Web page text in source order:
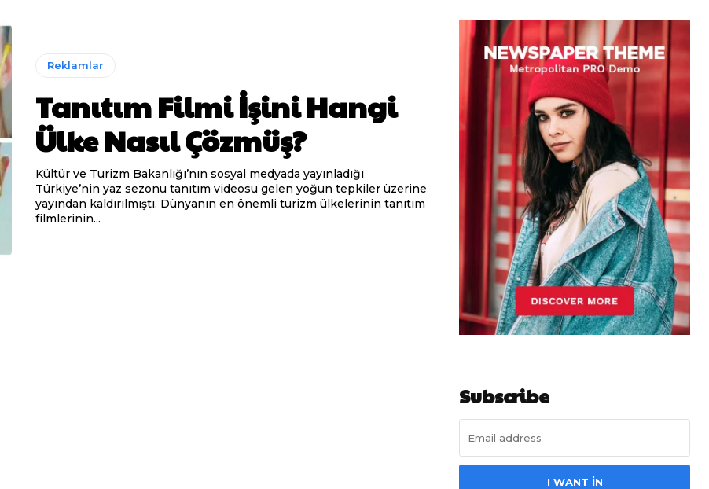
Reklamlar
Tanıtım Filmi İşini Hangi
Ülke Nasıl Çözmüş?
Kültür ve Turizm Bakanlığı’nın sosyal medyada yayınladığı
Türkiye’nin yaz sezonu tanıtım videosu gelen yoğun tepkiler üzerine
yayından kaldırılmıştı. Dünyanın en önemli turizm ülkelerinin tanıtım
filmlerinin...
Subscribe
I WANT IN